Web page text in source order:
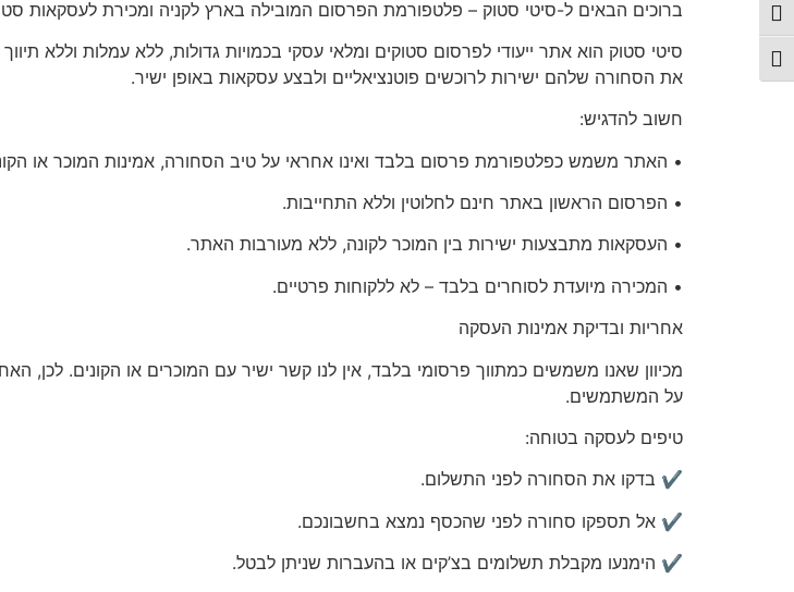
הפעל/כבה ניגודיות גבוהה
מתג גודל גופן
ברוכים הבאים ל-סיטי סטוק – פלטפורמת הפרסום המובילה בארץ לקניה ומכירת לעסקאות
את הסחורה שלהם ישירות לרוכשים פוטנציאליים ולבצע עסקאות באופן ישיר.
חשוב להדגיש:
• האתר משמש כפלטפורמת פרסום בלבד ואינו אחראי על טיב הסחורה, אמינות המוכר או
• הפרסום הראשון באתר חינם לחלוטין וללא התחייבות.
• העסקאות מתבצעות ישירות בין המוכר לקונה, ללא מעורבות האתר.
• המכירה מיועדת לסוחרים בלבד – לא ללקוחות פרטיים.
אחריות ובדיקת אמינות העסקה
מכיוון שאנו משמשים כמתווך פרסומי בלבד, אין לנו קשר ישיר עם המוכרים או הקונים. לכן,
על המשתמשים.
טיפים לעסקה בטוחה:
✔️ בדקו את הסחורה לפני התשלום.
✔️ אל תספקו סחורה לפני שהכסף נמצא בחשבונכם.
✔️ הימנעו מקבלת תשלומים בצ’קים או בהעברות שניתן לבטל.